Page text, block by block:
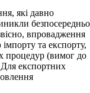
які давно
безпосередньо
впровадження
та експорту,
процедур (вимог до
експортних